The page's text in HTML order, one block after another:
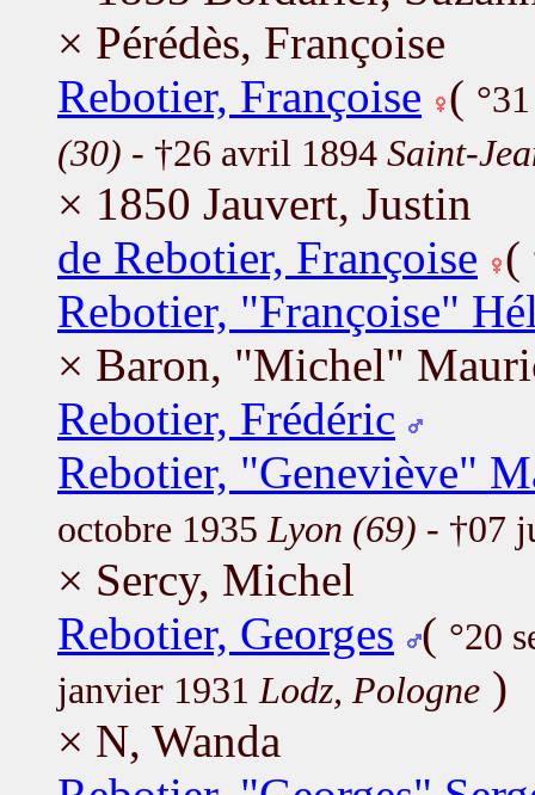
× Pérédès, Françoise
Rebotier, Françoise (
(30) - †26 avril 1894 Saint-
× 1850 Jauvert, Justin
de Rebotier, Françoise (
Rebotier, "Françoise"
× Baron, "Michel"
Rebotier, Frédéric
Rebotier, "Geneviève"
octobre 1935 Lyon (69) - †07
× Sercy, Michel
Rebotier, Georges ( °20
janvier 1931 Lodz, Pologne )
× N, Wanda